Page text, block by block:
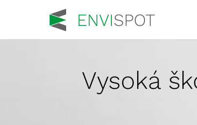
Vysoká